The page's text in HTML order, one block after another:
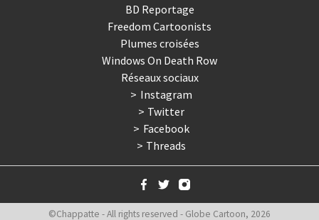
BD Reportage
Freedom Cartoonists
Plumes croisées
Windows On Death Row
Réseaux sociaux
Instagram
Twitter
Facebook
Threads
©Chappatte - All rights reserved - Globe Cartoon, 2026